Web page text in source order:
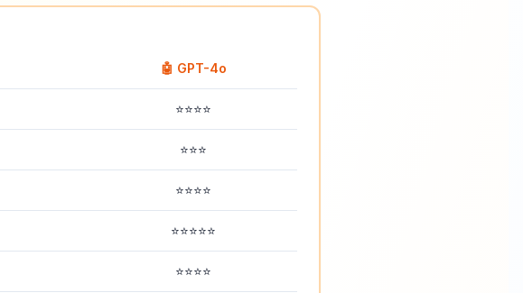
🤖 GPT-4o
⭐⭐⭐⭐
⭐⭐⭐
⭐⭐⭐⭐
⭐⭐⭐⭐⭐
⭐⭐⭐⭐